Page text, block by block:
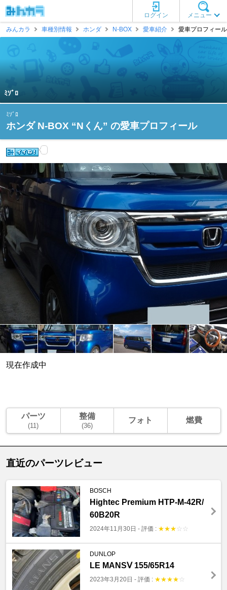
メニュー
ログイン
みんカラ
車種別情報 ホンダ N-BOX 愛車紹介 愛車プロフィー
ﾐｿﾞﾛ
ﾐｿﾞﾛ
ホンダ N-BOX “Nくん” の愛車プロフィール
現在作成中
パーツ
(11)
整備
(36)
フォト 燃費
直近のパーツレビュー
BOSCH
Hightec Premium HTP-M-42R/
60B20R
2024年11月30日 - 評価 : ★★★ ☆ ☆
DUNLOP
LE MANSⅤ 155/65R14
2023年3月20日 - 評価 : ★★★★ ☆